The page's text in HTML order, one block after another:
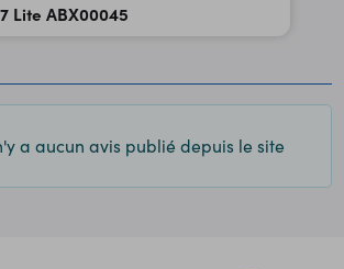
Lite ABX00045
a aucun avis publié depuis le site